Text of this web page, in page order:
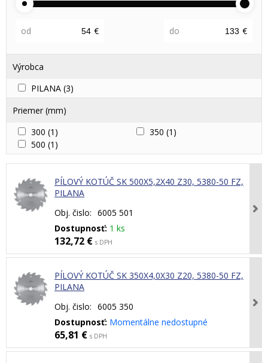
od € do €
Výrobca
PILANA (3)
Priemer (mm)
300 (1) 350 (1)
500 (1)
PÍLOVÝ KOTÚČ SK 500X5,2X40 Z30, 5380-50 FZ,
PILANA
Obj. čislo: 6005 501
Dostupnosť: 1 ks
132,72 € s DPH
PÍLOVÝ KOTÚČ SK 350X4,0X30 Z20, 5380-50 FZ,
PILANA
Obj. čislo: 6005 350
Dostupnosť: Momentálne nedostupné
65,81 € s DPH